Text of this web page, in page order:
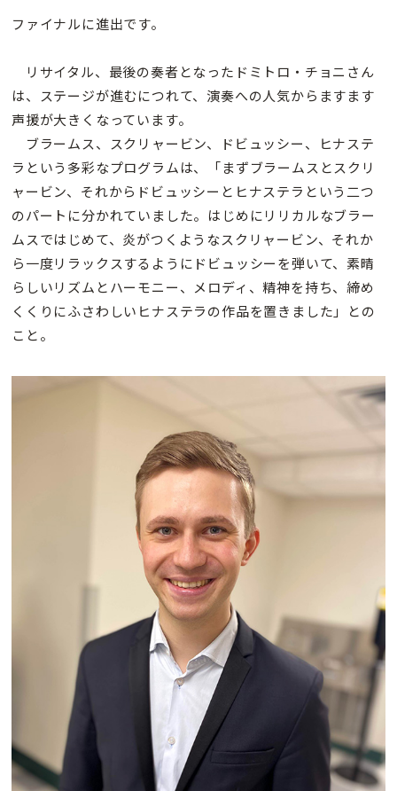
ファイナルに進出です。
リサイタル、最後の奏者となったドミトロ・チョニさん
は、ステージが進むにつれて、演奏への人気からますます
声援が大きくなっています。
ブラームス、スクリャービン、ドビュッシー、ヒナステ
ラという多彩なプログラムは、「まずブラームスとスクリ
ャービン、それからドビュッシーとヒナステラという二つ
のパートに分かれていました。はじめにリリカルなブラー
ムスではじめて、炎がつくようなスクリャービン、それか
ら一度リラックスするようにドビュッシーを弾いて、素晴
らしいリズムとハーモニー、メロディ、精神を持ち、締め
くくりにふさわしいヒナステラの作品を置きました」との
こと。